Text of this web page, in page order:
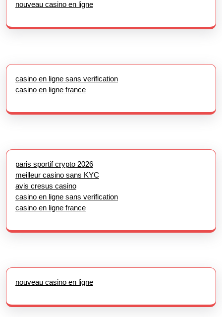
nouveau casino en ligne
casino en ligne sans verification
casino en ligne france
paris sportif crypto 2026
meilleur casino sans KYC
avis cresus casino
casino en ligne sans verification
casino en ligne france
nouveau casino en ligne